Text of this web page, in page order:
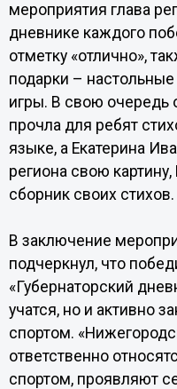
мероприятия глава
дневнике каждого
отметку «отлично»,
подарки –
игры. В свою очередь
прочла для ребят
языке, а Екатерина
региона свою
сборник своих стихов.
В заключение
подчеркнул, что
«Губернаторский
учатся, но и активно
спортом.
ответственно
спортом, проявляют